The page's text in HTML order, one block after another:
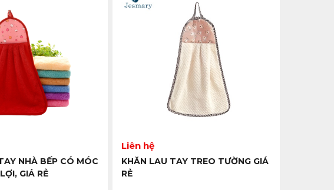
NHÀ BẾP CÓ MÓC
GIÁ RẺ
Liên hệ
KHĂN LAU TAY TREO TƯỜNG GIÁ
RẺ